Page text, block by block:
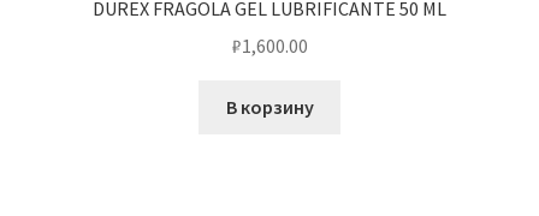
DUREX FRAGOLA GEL LUBRIFICANTE 50 ML
₽1,600.00
В корзину